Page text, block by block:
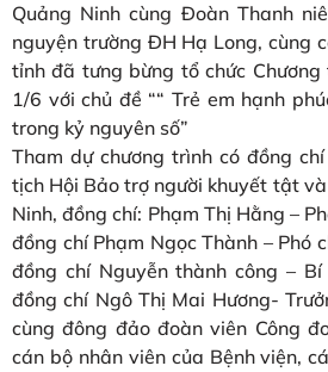
Quảng Ninh cùng Đoàn Thanh
nguyện trường ĐH Hạ Long, cùng
tỉnh đã tưng bừng tổ chức
1/6 với chủ đề ““ Trẻ em hạnh
trong kỷ nguyên số”
Tham dự chương trình có đồng
tịch Hội Bảo trợ người khuyết tật
Ninh, đồng chí: Phạm Thị Hằng –
đồng chí Phạm Ngọc Thành – Phó
đồng chí Nguyễn thành công –
đồng chí Ngô Thị Mai Hương-
cùng đông đảo đoàn viên Công
cán bộ nhân viên của Bệnh viện,